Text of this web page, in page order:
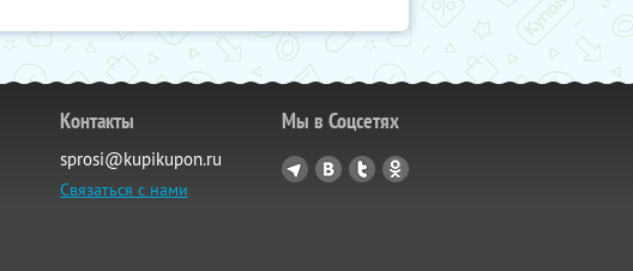
Контакты
sprosi@kupikupon.ru
Связаться с нами
Мы в Соцсетях